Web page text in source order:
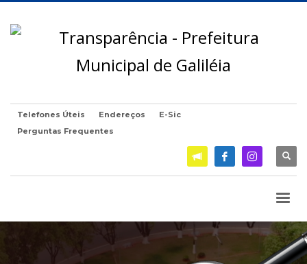
Telefones Úteis Endereços
E-Sic
Perguntas Frequentes